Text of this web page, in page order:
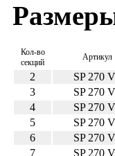
Кол-во
секций
Артикул
2
SP 270
3
SP 270
4
SP 270
5
SP 270
6
SP 270
7
SP 270